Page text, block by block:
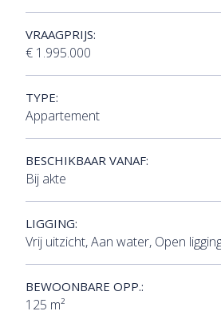
VRAAGPRIJS:
€ 1.995.000
TYPE:
Appartement
BESCHIKBAAR VANAF:
Bij akte
LIGGING:
Vrij uitzicht, Aan water, Open
BEWOONBARE OPP.:
125 m²